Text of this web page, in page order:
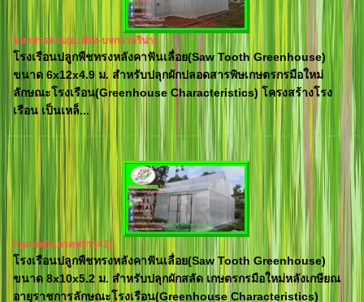
มหาสารคาม(อ.เมือง-บจก.เวอรีน่า)
โรงเรือนปลูกพืชทรงหลังคาฟันเลื่อย(Saw Tooth Greenhouse)
ขนาด 6x12x4.9 ม. สำหรับปลุกผักปลอดสารพิษเกษตรกรมือใหม่
ลักษณะโรงเรือน(Greenhouse Characteristics) โครงสร้างโรง
เรือน เป็นเหล็...
กรุงเทพ(ซ.ลาดพร้าว42)
โรงเรือนปลูกพืชทรงหลังคาฟันเลื่อย(Saw Tooth Greenhouse)
ขนาด 8x10x5.2 ม. สำหรับปลุกผักสลัด เกษตรกรมือใหม่หลังเกษียณ
อายุราชการลักษณะโรงเรือน(Greenhouse Characteristics)